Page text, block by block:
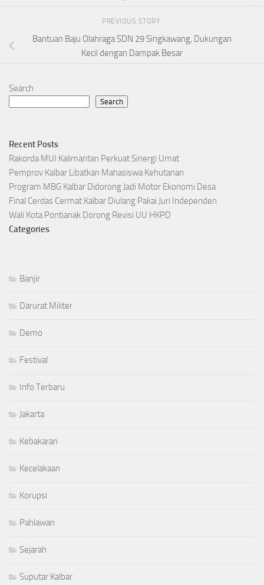
PREVIOUS STORY
Bantuan Baju Olahraga SDN 29 Singkawang, Dukungan
Kecil dengan Dampak Besar
Search
Search
Recent Posts
Rakorda MUI Kalimantan Perkuat Sinergi Umat
Pemprov Kalbar Libatkan Mahasiswa Kehutanan
Program MBG Kalbar Didorong Jadi Motor Ekonomi Desa
Final Cerdas Cermat Kalbar Diulang Pakai Juri Independen
Wali Kota Pontianak Dorong Revisi UU HKPD
Categories
Banjir
Darurat Militer
Demo
Festival
Info Terbaru
Jakarta
Kebakaran
Kecelakaan
Korupsi
Pahlawan
Sejarah
Suputar Kalbar